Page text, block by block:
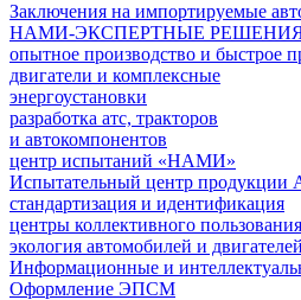
Заключения на импортируемые
НАМИ-ЭКСПЕРТНЫЕ
опытное производство и быстрое
двигатели и комплексные
энергоустановки
разработка атс, тракторов
и автокомпонентов
центр испытаний «НАМИ»
Испытательный центр продукции
стандартизация и идентификация
центры коллективного пользования
экология автомобилей и двигателей
Информационные и
Оформление ЭПСМ